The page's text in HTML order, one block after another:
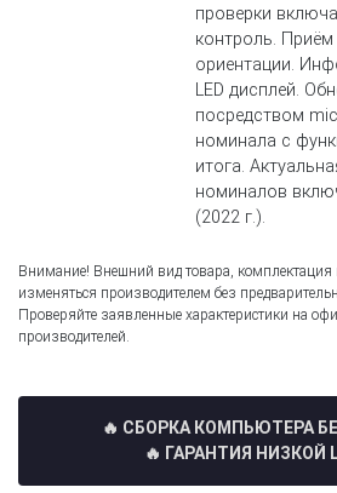
проверки
контроль.
ориентации.
LED дисплей.
посредством
номинала с
итога.
номиналов
(2022 г.).
Внимание! Внешний вид товара, комплектация
изменяться производителем без
Проверяйте заявленные характеристики на
производителей.
🔥 СБОРКА КОМПЬЮТЕРА
🔥 ГАРАНТИЯ НИЗКОЙ